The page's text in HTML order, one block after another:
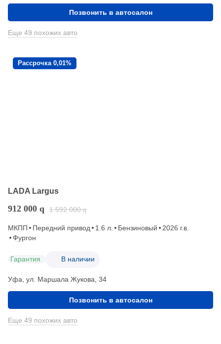
Позвонить в автосалон
Еще 49 похожих авто
Рассрочка 0,01%
LADA Largus
912 000 q 1 592 000 q
МКПП Передний привод 1.6 л. Бензиновый
2026 г.в.
Фургон
Гарантия В наличии
Уфа, ул. Маршала Жукова, 34
Позвонить в автосалон
Еще 49 похожих авто